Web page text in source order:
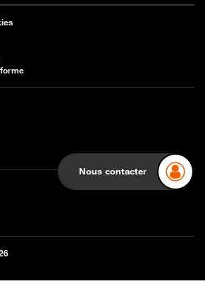
Nous contacter